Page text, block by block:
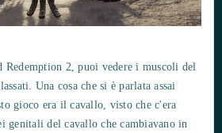
Redemption 2, puoi vedere i muscoli del
Una cosa che si è parlata assai
gioco era il cavallo, visto che c'era
genitali del cavallo che cambiavano in